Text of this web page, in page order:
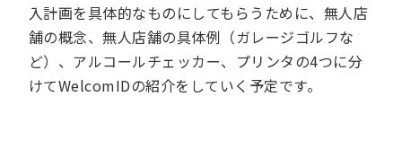
入計画を具体的なものにしてもらうために、無人店
舗の概念、無人店舗の具体例（ガレージゴルフな
ど）、アルコールチェッカー、プリンタの4つに分
けてWelcomIDの紹介をしていく予定です。